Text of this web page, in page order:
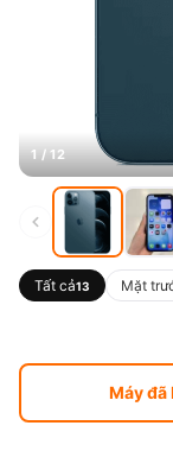
1 / 12
Tất cả13 Mặt
Máy đã